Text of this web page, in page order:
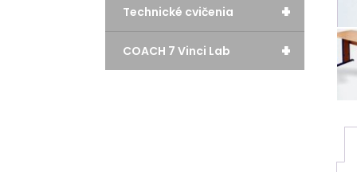
+
Technické cvičenia
+
COACH 7 Vinci Lab